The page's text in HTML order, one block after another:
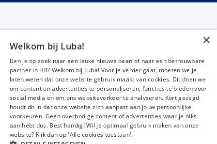
Werken bij Luba
Voor werkgevers
Mijn Luba
Contact
InstagramFacebookLinkedIn YouTube
×
Welkom bij Luba!
Ben je op zoek naar een leuke nieuwe baan of naar een betrouwbare
partner in HR? Welkom bij Luba! Voor je verder gaat, moeten we je
laten weten dat onze website gebruik maakt van cookies. Dit doen we
om content en advertenties te personaliseren, functies te bieden voor
social media en om ons websiteverkeer te analyseren. Kort gezegd
houdt dit in dat onze website zich aanpast aan jouw persoonlijke
voorkeuren. Geen overbodige content of advertenties waar je niks
aan hebt dus. Best handig! Wil je optimaal gebruik maken van onze
website? Klik dan op 'Alle cookies toestaan'.